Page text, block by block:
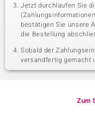
Jetzt durchlaufen Sie
bestätigen Sie unsere
die Bestellung
Sobald der
versandfertig gemacht
Zum